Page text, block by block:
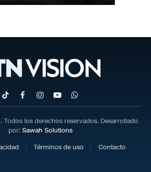
TikTokFacebookInstagram
YouTubeWhatsApp
los derechos reservados. Desarrollado
por: Sawah Solutions
Términos de uso Contacto